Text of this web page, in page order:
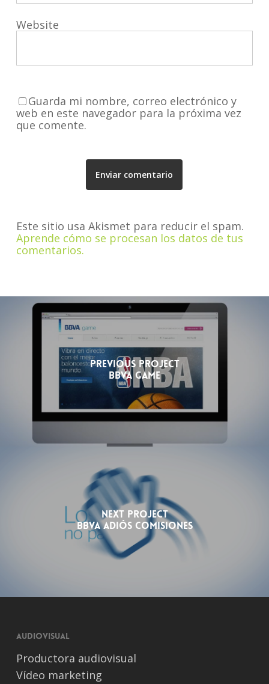
Website
Guarda mi nombre, correo electrónico y
web en este navegador para la próxima vez
que comente.
Este sitio usa Akismet para reducir el spam.
Aprende cómo se procesan los datos de tus
comentarios.
Previous Project
BBVA Game
Next Project
BBVA Adiós Comisiones
Audiovisual
Productora audiovisual
Vídeo marketing